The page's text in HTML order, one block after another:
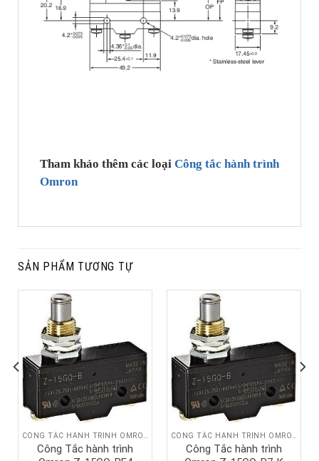
Tham khảo thêm các loại Công tắc hành trình
Omron
SẢN PHẨM TƯƠNG TỰ
CÔNG TẮC HÀNH TRÌNH OMRON
Công Tắc hành trình
CÔNG TẮC HÀNH TRÌNH OMRON
Công Tắc hành trình